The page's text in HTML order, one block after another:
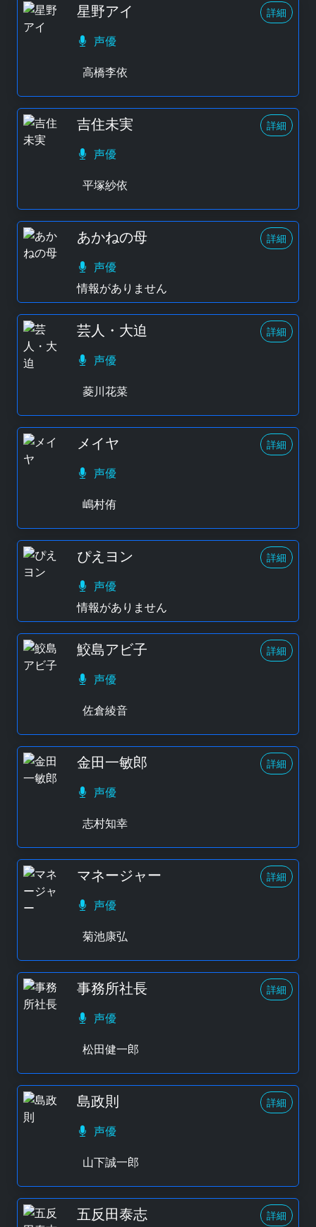
星野アイ 詳細
声優
高橋李依
吉住未実 詳細
声優
平塚紗依
あかねの母 詳細
声優
情報がありません
芸人・大迫 詳細
声優
菱川花菜
メイヤ 詳細
声優
嶋村侑
ぴえヨン 詳細
声優
情報がありません
鮫島アビ子 詳細
声優
佐倉綾音
金田一敏郎 詳細
声優
志村知幸
マネージャー 詳細
声優
菊池康弘
事務所社長 詳細
声優
松田健一郎
島政則 詳細
声優
山下誠一郎
五反田泰志 詳細